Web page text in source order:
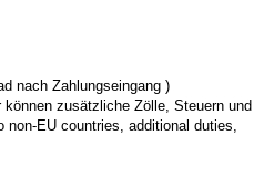
nach Zahlungseingang )
können zusätzliche Zölle, Steuern und
non-EU countries, additional duties,